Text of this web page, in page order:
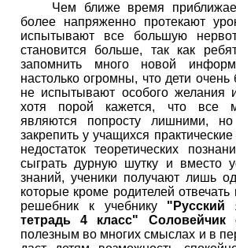
Чем ближе время
более напряженно протекают
испытывают все большую
становится больше, так как
запомнить много новой
настолько огромны, что дети очень
не испытывают особого желания
хотя порой кажется, что все
являются попросту лишними,
закрепить у учащихся
недостаток теоретических
сыграть дурную шутку и вместо
знаний, ученики получают лишь
которые кроме родителей
решебник к учебнику "Русский
тетрадь 4 класс" Соловейчик
полезным во многих смыслах и в